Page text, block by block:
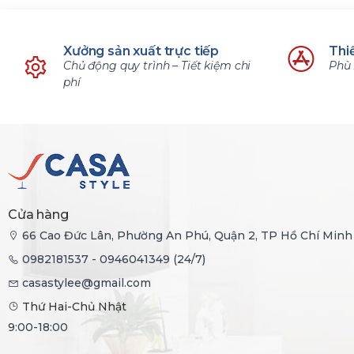
Xưởng sản xuất trực tiếp
Chủ động quy trình – Tiết kiệm chi
phí
Cửa hàng
66 Cao Đức Lân, Phường An Phú, Quận 2, TP Hồ Chí Minh
0982181537 - 0946041349 (24/7)
casastylee@gmail.com
Thứ Hai-Chủ Nhật
9:00-18:00